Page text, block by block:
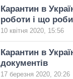
Карантин в
роботи і що
10 квітня 2020, 15:56
Карантин в
документів
17 березня 2020, 20:26